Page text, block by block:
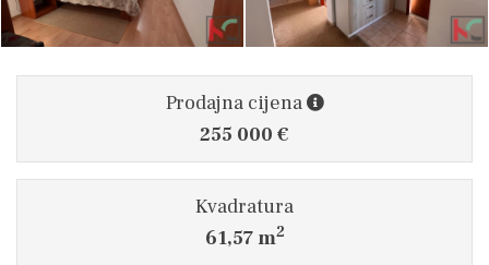
Prodajna cijena
255 000 €
Kvadratura
61,57 m2